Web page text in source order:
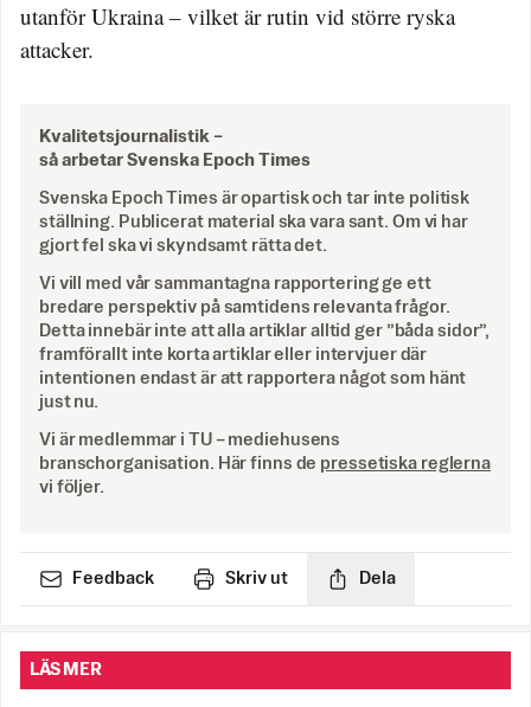
utanför Ukraina – vilket är rutin vid större ryska
attacker.
Kvalitetsjournalistik –
så arbetar Svenska Epoch Times
Svenska Epoch Times är opartisk och tar inte politisk
ställning. Publicerat material ska vara sant. Om vi har
gjort fel ska vi skyndsamt rätta det.
Vi vill med vår sammantagna rapportering ge ett
bredare perspektiv på samtidens relevanta frågor.
Detta innebär inte att alla artiklar alltid ger ”båda sidor”,
framförallt inte korta artiklar eller intervjuer där
intentionen endast är att rapportera något som hänt
just nu.
Vi är medlemmar i TU – mediehusens
branschorganisation. Här finns de pressetiska reglerna
vi följer.
Feedback Skriv ut Dela
LÄS MER